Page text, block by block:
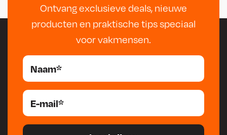
Ontvang exclusieve deals, nieuwe
producten en praktische tips speciaal
voor vakmensen.